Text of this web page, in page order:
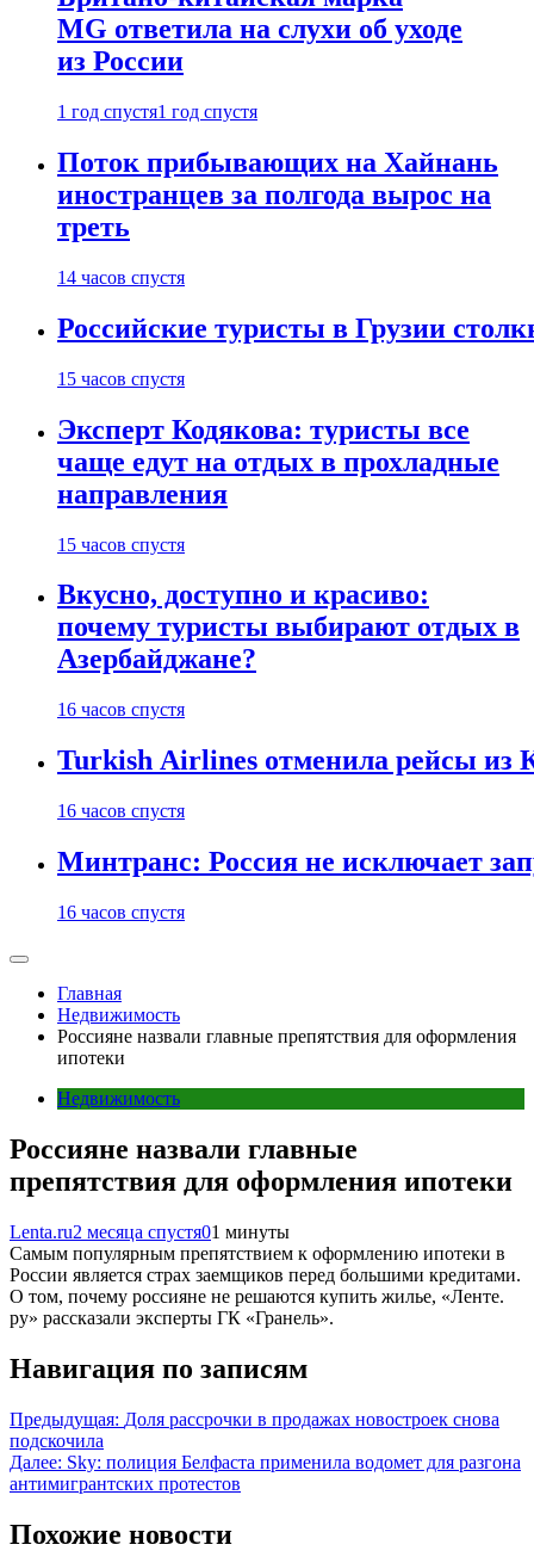
MG ответила на слухи об уходе
из России
1 год спустя1 год спустя
Поток прибывающих на Хайнань
иностранцев за полгода вырос на
треть
14 часов спустя
Российские туристы в Грузии
15 часов спустя
Эксперт Кодякова: туристы все
чаще едут на отдых в прохладные
направления
15 часов спустя
Вкусно, доступно и красиво:
почему туристы выбирают отдых в
Азербайджане?
16 часов спустя
Turkish Airlines отменила рейсы из
16 часов спустя
Минтранс: Россия не исключает
16 часов спустя
Главная
Недвижимость
Россияне назвали главные препятствия для оформления
ипотеки
Недвижимость
Россияне назвали главные
препятствия для оформления ипотеки
Lenta.ru2 месяца спустя01 минуты
Самым популярным препятствием к оформлению ипотеки в
России является страх заемщиков перед большими кредитами.
О том, почему россияне не решаются купить жилье, «Ленте.
ру» рассказали эксперты ГК «Гранель».
Навигация по записям
Предыдущая: Доля рассрочки в продажах новостроек снова
подскочила
Далее: Sky: полиция Белфаста применила водомет для разгона
антимигрантских протестов
Похожие новости